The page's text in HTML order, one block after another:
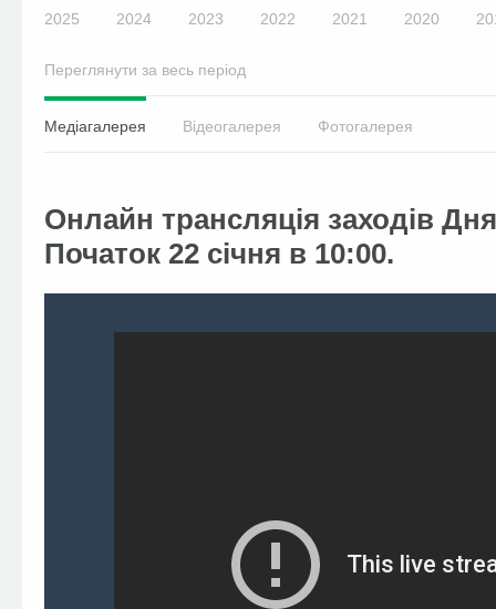
2025 2024 2023 2022 2021 2020
Переглянути за весь період
Медіагалерея Відеогалерея Фотогалерея
Онлайн трансляція заходів
Початок 22 січня в 10:00.